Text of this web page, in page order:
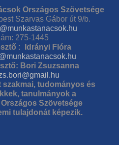
Országos Szövetsége
Szarvas Gábor út 9/b.
275-1445
: Idrányi Flóra
Bori Zsuzsanna
tudományos és
tanulmányok a
Szövetsége
tulajdonát képezik.